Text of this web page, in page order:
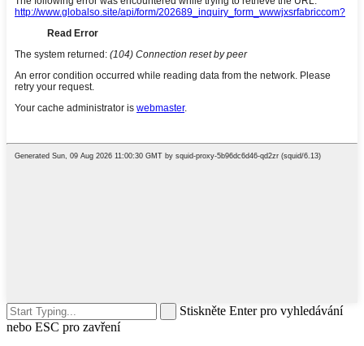
Stiskněte Enter pro vyhledávání
nebo ESC pro zavření